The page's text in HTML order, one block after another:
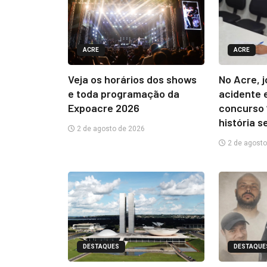
ACRE
Veja os horários dos shows
e toda programação da
Expoacre 2026
2 de agosto de 2026
ACRE
No Acre,
acidente
concurso
história
2 de
DESTAQUES